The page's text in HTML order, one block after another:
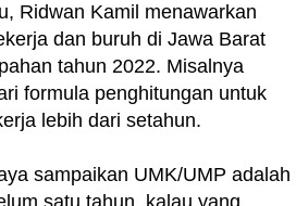
Ridwan Kamil menawarkan
dan buruh di Jawa Barat
tahun 2022. Misalnya
formula penghitungan untuk
lebih dari setahun.
sampaikan UMK/UMP adalah
satu tahun, kalau yang